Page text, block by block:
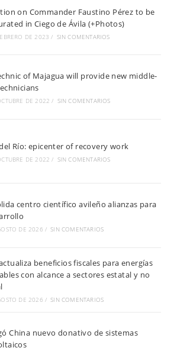
on Commander Faustino Pérez to be
in Ciego de Ávila (+Photos)
DE 2023 / SIN COMENTARIOS
of Majagua will provide new middle-
DE 2022 / SIN COMENTARIOS
Río: epicenter of recovery work
DE 2022 / SIN COMENTARIOS
centro científico avileño alianzas para
DE 2026 / SIN COMENTARIOS
beneficios fiscales para energías
con alcance a sectores estatal y no
DE 2026 / SIN COMENTARIOS
China nuevo donativo de sistemas